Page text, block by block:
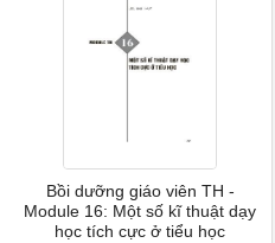
Bồi dưỡng giáo viên TH -
Module 16: Một số kĩ thuật dạy
học tích cực ở tiểu học